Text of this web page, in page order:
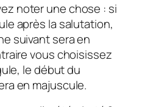
noter une chose : si
après la salutation,
suivant sera en
vous choisissez
le début du
en majuscule.